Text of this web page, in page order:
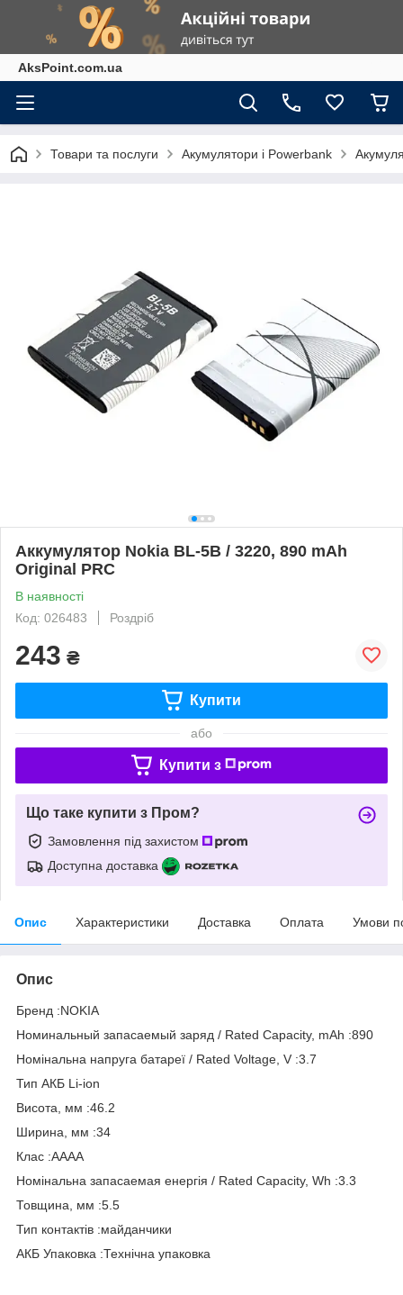
AksPoint.com.ua
Товари та послуги Акумулятори і Powerbank
Аккумулятор Nokia BL-5B / 3220, 890 mAh
Original PRC
В наявності
Код: 026483
Роздріб
243 ₴
Купити
або
Купити з
Що таке купити з Пром?
Замовлення під захистом
Доступна доставка
Опис Характеристики Доставка Оплата Умови
Опис
Бренд :NOKIA
Номинальный запасаемый заряд / Rated Capacity, mAh :890
Номінальна напруга батареї / Rated Voltage, V :3.7
Тип АКБ Li-ion
Висота, мм :46.2
Ширина, мм :34
Клас :AAAA
Номінальна запасаемая енергія / Rated Capacity, Wh :3.3
Товщина, мм :5.5
Тип контактів :майданчики
АКБ Упаковка :Технічна упаковка